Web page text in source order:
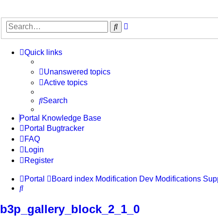
Search
Quick links
Unanswered topics
Active topics
Search
Portal Knowledge Base
Portal Bugtracker
FAQ
Login
Register
Portal Board index Modification Dev Modifications
Search
b3p_gallery_block_2_1_0